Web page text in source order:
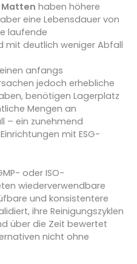
haben höhere
eine Lebensdauer von
laufende
mit deutlich weniger Abfall
anfangs
jedoch erhebliche
benötigen Lagerplatz
Mengen an
– ein zunehmend
mit ESG-
oder ISO-
wiederverwendbare
und konsistentere
ihre Reinigungszyklen
über die Zeit bewertet
nicht ohne